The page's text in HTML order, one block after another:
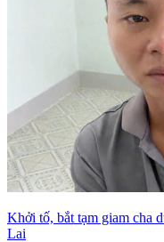
Khởi tố, bắt tạm giam cha
Lai